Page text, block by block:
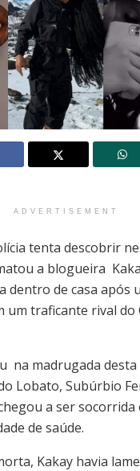
ADVERTISEMENT
tenta descobrir
a blogueira
dentro de casa após
um traficante rival do
na madrugada
Lobato, Subúrbio
a ser socorrida
de saúde.
Kakay havia